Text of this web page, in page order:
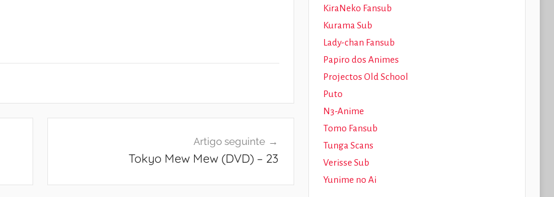
Artigo seguinte
Tokyo Mew Mew (DVD) – 23
KiraNeko Fansub
Kurama Sub
Lady-chan Fansub
Papiro dos Animes
Projectos Old School
Puto
N3-Anime
Tomo Fansub
Tunga Scans
Verisse Sub
Yunime no Ai